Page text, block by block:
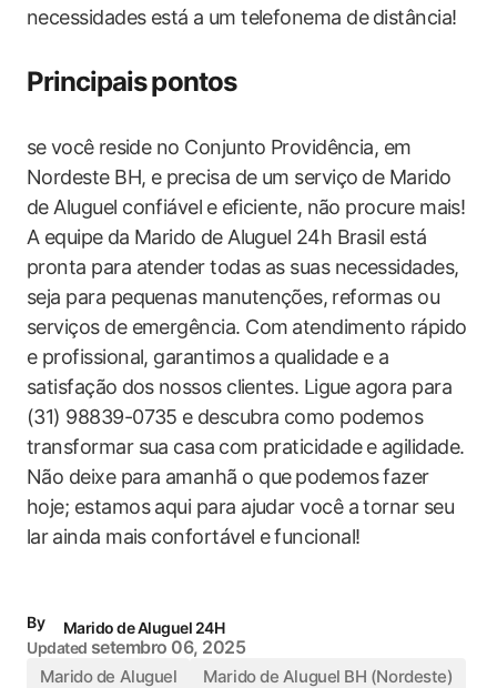
necessidades está a ⁣um telefonema ‍de ⁢distância!
Principais⁣ pontos
se ⁤você ⁤reside no Conjunto⁢ Providência, em
Nordeste​ BH, e precisa de um serviço⁣ de Marido
de Aluguel confiável⁤ e⁢ eficiente, não procure mais!
A equipe ⁢da Marido⁢ de Aluguel 24h Brasil está
pronta para atender todas as suas necessidades,
seja para pequenas manutenções,⁣ reformas‍ ou⁤
serviços ​de emergência. Com⁣ atendimento rápido⁣
e profissional, garantimos a⁢ qualidade e a
satisfação ⁣dos⁤ nossos clientes. Ligue agora para​
(31) 98839-0735⁤ e descubra como podemos
transformar sua casa ⁣com ‌praticidade e ⁢agilidade.
‍Não deixe para ‌amanhã o que⁣ podemos⁢ fazer
hoje; estamos aqui ‍para ajudar você a tornar seu⁢
lar ⁢ainda mais confortável‌ e ⁣funcional!
By
Marido de Aluguel 24H
Updated setembro 06, 2025
Marido de Aluguel Marido de Aluguel BH (Nordeste)